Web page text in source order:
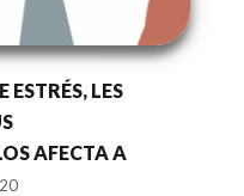
ESTRÉS, LES
AFECTA A